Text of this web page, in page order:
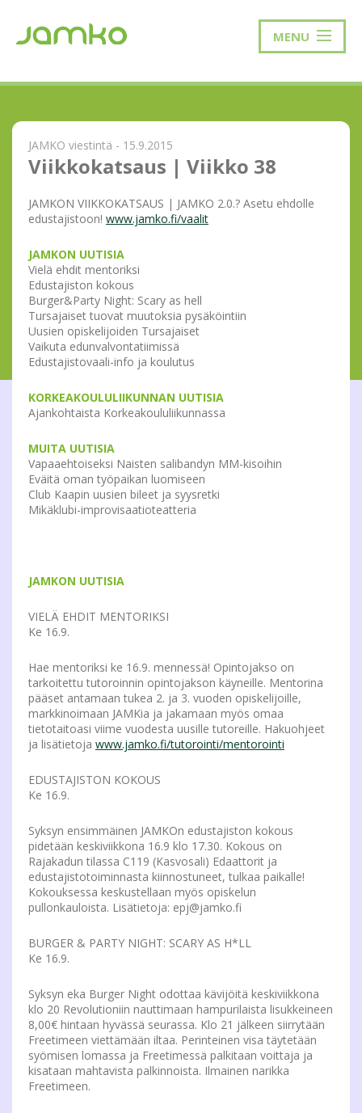
MENU
JAMKO viestintä - 15.9.2015
Viikkokatsaus | Viikko 38
JAMKON VIIKKOKATSAUS | JAMKO 2.0.? Asetu ehdolle
edustajistoon! www.jamko.fi/vaalit
JAMKON UUTISIA
Vielä ehdit mentoriksi
Edustajiston kokous
Burger&Party Night: Scary as hell
Tursajaiset tuovat muutoksia pysäköintiin
Uusien opiskelijoiden Tursajaiset
Vaikuta edunvalvontatiimissä
Edustajistovaali-info ja koulutus
KORKEAKOULULIIKUNNAN UUTISIA
Ajankohtaista Korkeakoululiikunnassa
MUITA UUTISIA
Vapaaehtoiseksi Naisten salibandyn MM-kisoihin
Eväitä oman työpaikan luomiseen
Club Kaapin uusien bileet ja syysretki
Mikäklubi-improvisaatioteatteria
JAMKON UUTISIA
VIELÄ EHDIT MENTORIKSI
Ke 16.9.
Hae mentoriksi ke 16.9. mennessä! Opintojakso on
tarkoitettu tutoroinnin opintojakson käyneille. Mentorina
pääset antamaan tukea 2. ja 3. vuoden opiskelijoille,
markkinoimaan JAMKia ja jakamaan myös omaa
tietotaitoasi viime vuodesta uusille tutoreille. Hakuohjeet
ja lisätietoja www.jamko.fi/tutorointi/mentorointi
EDUSTAJISTON KOKOUS
Ke 16.9.
Syksyn ensimmäinen JAMKOn edustajiston kokous
pidetään keskiviikkona 16.9 klo 17.30. Kokous on
Rajakadun tilassa C119 (Kasvosali) Edaattorit ja
edustajistotoiminnasta kiinnostuneet, tulkaa paikalle!
Kokouksessa keskustellaan myös opiskelun
pullonkauloista. Lisätietoja: epj@jamko.fi
BURGER & PARTY NIGHT: SCARY AS H*LL
Ke 16.9.
Syksyn eka Burger Night odottaa kävijöitä keskiviikkona
klo 20 Revolutioniin nauttimaan hampurilaista lisukkeineen
8,00€ hintaan hyvässä seurassa. Klo 21 jälkeen siirrytään
Freetimeen viettämään iltaa. Perinteinen visa täytetään
syömisen lomassa ja Freetimessä palkitaan voittaja ja
kisataan mahtavista palkinnoista. Ilmainen narikka
Freetimeen.